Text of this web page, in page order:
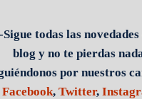
-Sigue todas las novedades
blog y no te pierdas
por nuestros
Facebook, Twitter,